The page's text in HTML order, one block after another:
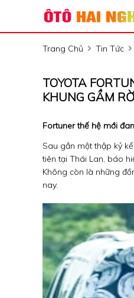
Trang Chủ Tin Tức
TOYOTA
KHUNG GẦM
Fortuner thế hệ mới
Sau gần một thập kỷ
tiên tại Thái Lan, báo
Không còn là những
nay.